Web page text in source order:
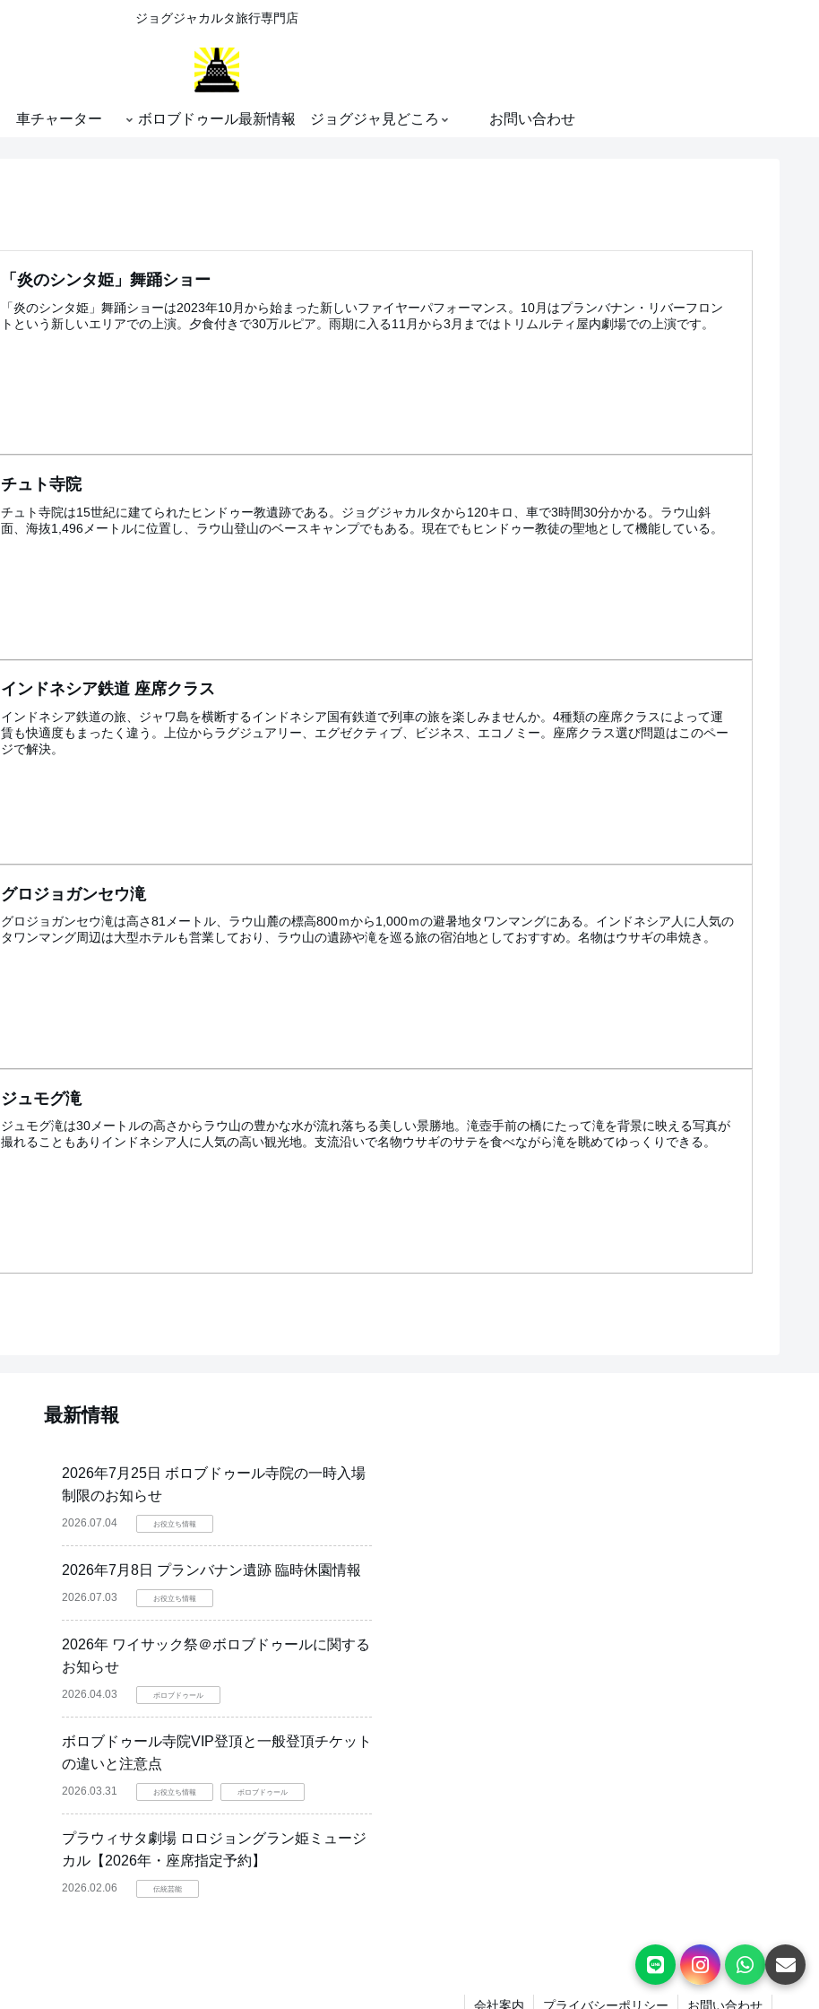
ジョグジャカルタ旅行専門店
車チャーター ボロブドゥール最新情報 ジョグジャ見どころ お問い合わせ
「炎のシンタ姫」舞踊ショー
「炎のシンタ姫」舞踊ショーは2023年10月から始まった新しいファイヤーパフォーマンス。10月はプランバナン・リバーフロン
トという新しいエリアでの上演。夕食付きで30万ルピア。雨期に入る11月から3月まではトリムルティ屋内劇場での上演です。
チュト寺院
チュト寺院は15世紀に建てられたヒンドゥー教遺跡である。ジョグジャカルタから120キロ、車で3時間30分かかる。ラウ山斜
面、海抜1,496メートルに位置し、ラウ山登山のベースキャンプでもある。現在でもヒンドゥー教徒の聖地として機能している。
インドネシア鉄道 座席クラス
インドネシア鉄道の旅、ジャワ島を横断するインドネシア国有鉄道で列車の旅を楽しみませんか。4種類の座席クラスによって運
賃も快適度もまったく違う。上位からラグジュアリー、エグゼクティブ、ビジネス、エコノミー。座席クラス選び問題はこのペー
ジで解決。
グロジョガンセウ滝
グロジョガンセウ滝は高さ81メートル、ラウ山麓の標高800ｍから1,000ｍの避暑地タワンマングにある。インドネシア人に人気の
タワンマング周辺は大型ホテルも営業しており、ラウ山の遺跡や滝を巡る旅の宿泊地としておすすめ。名物はウサギの串焼き。
ジュモグ滝
ジュモグ滝は30メートルの高さからラウ山の豊かな水が流れ落ちる美しい景勝地。滝壺手前の橋にたって滝を背景に映える写真が
撮れることもありインドネシア人に人気の高い観光地。支流沿いで名物ウサギのサテを食べながら滝を眺めてゆっくりできる。
最新情報
2026年7月25日 ボロブドゥール寺院の一時入場
制限のお知らせ
2026.07.04 お役立ち情報
2026年7月8日 プランバナン遺跡 臨時休園情報
2026.07.03 お役立ち情報
2026年 ワイサック祭＠ボロブドゥールに関する
お知らせ
2026.04.03 ボロブドゥール
ボロブドゥール寺院VIP登頂と一般登頂チケット
の違いと注意点
2026.03.31 お役立ち情報 ボロブドゥール
プラウィサタ劇場 ロロジョングラン姫ミュージ
カル【2026年・座席指定予約】
2026.02.06 伝統芸能
会社案内 プライバシーポリシー お問い合わせ